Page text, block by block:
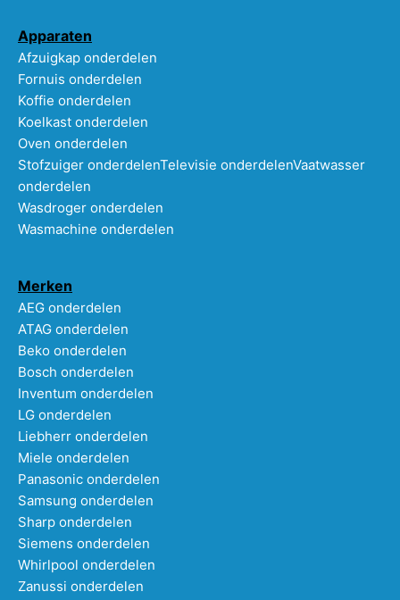
Apparaten
Afzuigkap onderdelen
Fornuis onderdelen
Koffie onderdelen
Koelkast onderdelen
Oven onderdelen
Stofzuiger onderdelenTelevisie onderdelenVaatwasser
onderdelen
Wasdroger onderdelen
Wasmachine onderdelen
Merken
AEG onderdelen
ATAG onderdelen
Beko onderdelen
Bosch onderdelen
Inventum onderdelen
LG onderdelen
Liebherr onderdelen
Miele onderdelen
Panasonic onderdelen
Samsung onderdelen
Sharp onderdelen
Siemens onderdelen
Whirlpool onderdelen
Zanussi onderdelen